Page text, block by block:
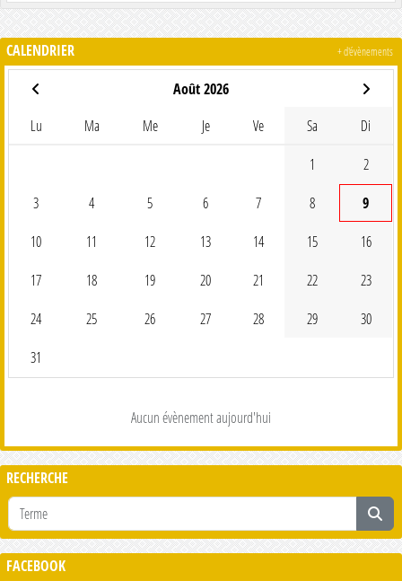
CALENDRIER
Août 2026
Lu Ma Me Je Ve Sa Di
1 2
3 4 5 6 7 8 9
10 11 12 13 14 15 16
17 18 19 20 21 22 23
24 25 26 27 28 29 30
31
Aucun évènement aujourd'hui
+ d'évènements
RECHERCHE
FACEBOOK